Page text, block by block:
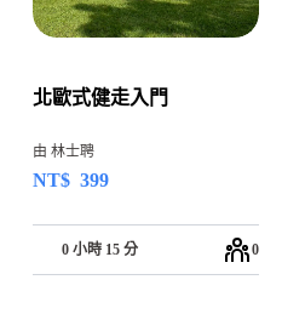
北歐式健走入門
由 林士聘
NT$ 399
0 小時 15 分 0